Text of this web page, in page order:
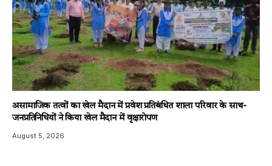
असामाजिक तत्वों का खेल मैदान में प्रवेश प्रतिबंधित शाला परिवार के साथ-
जनप्रतिनिधियों ने किया खेल मैदान में वृक्षारोपण
August 5, 2026